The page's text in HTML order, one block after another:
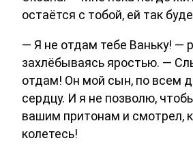
остаётся с тобой, ей так
— Я не отдам тебе Ваньку! —
захлёбываясь яростью. —
отдам! Он мой сын, по всем
сердцу. И я не позволю,
вашим притонам и смотрел,
колетесь!